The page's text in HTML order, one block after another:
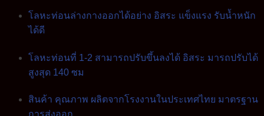
โลหะท่อนล่างกางออกได้อย่าง อิสระ แข็งแรง รับน้ำหนัก
ได้ดี
โลหะท่อนที่ 1-2 สามารถปรับขึ้นลงได้ อิสระ มารถปรับได้
สูงสุด 140 ซม
สินค้า คุณภาพ ผลิตจากโรงงานในประเทศไทย มาตรฐาน
การส่งออก